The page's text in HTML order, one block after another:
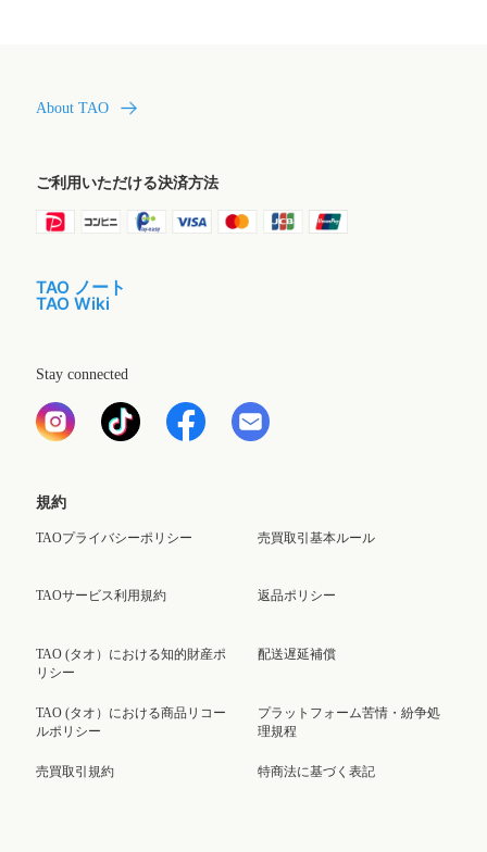
About TAO
ご利用いただける決済方法
TAO ノート
TAO Wiki
Stay connected
規約
TAOプライバシーポリシー
TAOサービス利用規約
TAO (タオ）における知的財産ポ
リシー
TAO (タオ）における商品リコー
ルポリシー
売買取引規約
売買取引基本ルール
返品ポリシー
配送遅延補償
プラットフォーム苦情・紛争処
理規程
特商法に基づく表記